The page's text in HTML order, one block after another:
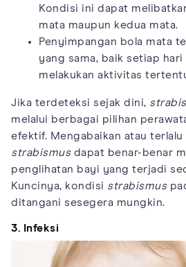
Kondisi ini dapat
mata maupun kedua mata.
Penyimpangan bola mata
yang sama, baik setiap hari
melakukan aktivitas
Jika terdeteksi sejak dini,
melalui berbagai pilihan
efektif. Mengabaikan atau terlalu
strabismusdapat benar-benar
penglihatan bayi yang terjadi
Kuncinya, kondisi strabismus
ditangani sesegera mungkin.
3. Infeksi